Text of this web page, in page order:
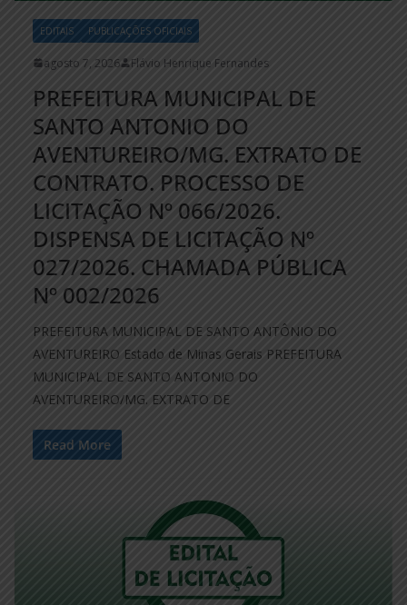
EDITAIS PUBLICAÇÕES OFICIAIS
agosto 7, 2026 Flávio Henrique Fernandes
PREFEITURA MUNICIPAL DE
SANTO ANTONIO DO
AVENTUREIRO/MG. EXTRATO DE
CONTRATO. PROCESSO DE
LICITAÇÃO Nº 066/2026.
DISPENSA DE LICITAÇÃO Nº
027/2026. CHAMADA PÚBLICA
Nº 002/2026
PREFEITURA MUNICIPAL DE SANTO ANTÔNIO DO
AVENTUREIRO Estado de Minas Gerais PREFEITURA
MUNICIPAL DE SANTO ANTONIO DO
AVENTUREIRO/MG. EXTRATO DE
Read More